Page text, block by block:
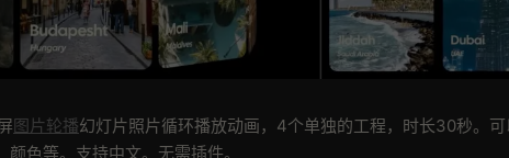
图片轮播幻灯片照片循环播放动画，4个单独的工程，时长30秒。
色等。支持中文。无需插件。